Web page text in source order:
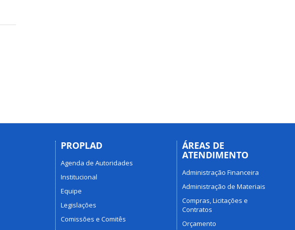
PROPLAD
Agenda de Autoridades
Institucional
Equipe
Legislações
Comissões e Comitês
ÁREAS DE
ATENDIMENTO
Administração Financeira
Administração de Materiais
Compras, Licitações e
Contratos
Orçamento